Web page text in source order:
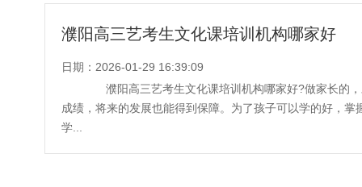
濮阳高三艺考生文化课培训机构哪家好
日期：2026-01-29 16:39:09
濮阳高三艺考生文化课培训机构哪家好?做家长的，
成绩，将来的发展也能得到保障。为了孩子可以学的好，
学...